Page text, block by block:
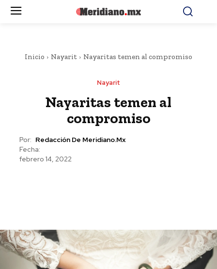
Inicio Nayarit Nayaritas temen al compromiso
Nayarit
Nayaritas temen al
compromiso
Por: Redacción De Meridiano.mx
Fecha:
febrero 14, 2022